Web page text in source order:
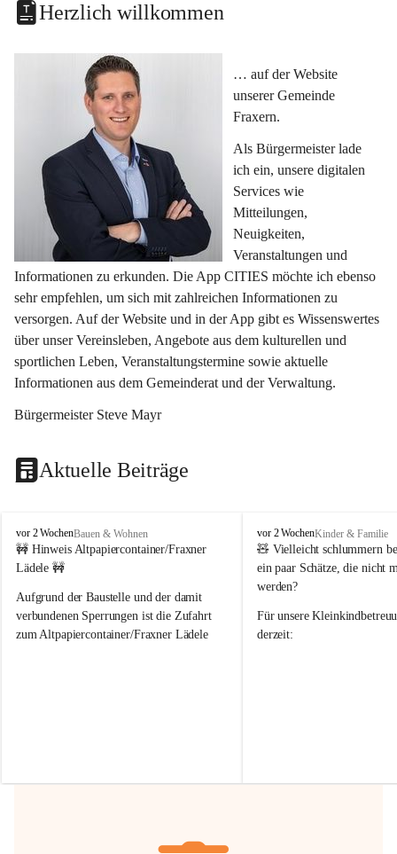
Herzlich willkommen
… auf der Website
unserer Gemeinde
Fraxern.
Als Bürgermeister lade
ich ein, unsere digitalen
Services wie
Mitteilungen,
Neuigkeiten,
Veranstaltungen und
Informationen zu erkunden. Die App CITIES möchte ich ebenso
sehr empfehlen, um sich mit zahlreichen Informationen zu
versorgen. Auf der Website und in der App gibt es Wissenswertes
über unser Vereinsleben, Angebote aus dem kulturellen und
sportlichen Leben, Veranstaltungstermine sowie aktuelle
Informationen aus dem Gemeinderat und der Verwaltung.
Bürgermeister Steve Mayr
Aktuelle Beiträge
F
r
a
e
r
n
vor 2 WochenBauen & Wohnen
🚧 Hinweis Altpapiercontainer/Fraxner
Lädele 🚧
Aufgrund der Baustelle und der damit
verbundenen Sperrungen ist die Zufahrt
zum Altpapiercontainer/Fraxner Lädele
Hilfsbereitschaft!
F
r
a
x
r
n
vor 2 WochenKinder & Familie
🧸 Vielleicht schlummern
ein paar Schätze, die nicht
werden?
Für unsere
derzeit: